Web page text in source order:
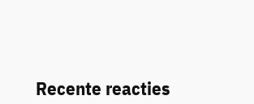
Recente reacties